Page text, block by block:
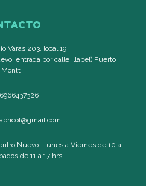
Varas 203, local 19
entrada por calle Illapel) Puerto
Montt
Nuevo: Lunes a Viernes de 10 a
de 11 a 17 hrs